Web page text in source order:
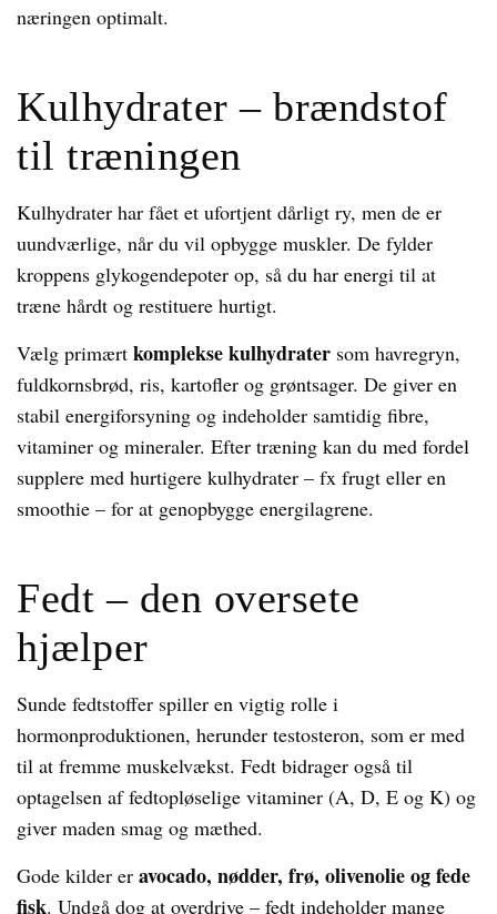
næringen optimalt.
Kulhydrater – brændstof
til træningen
Kulhydrater har fået et ufortjent dårligt ry, men de er
uundværlige, når du vil opbygge muskler. De fylder
kroppens glykogendepoter op, så du har energi til at
træne hårdt og restituere hurtigt.
Vælg primært komplekse kulhydrater som havregryn,
fuldkornsbrød, ris, kartofler og grøntsager. De giver en
stabil energiforsyning og indeholder samtidig fibre,
vitaminer og mineraler. Efter træning kan du med fordel
supplere med hurtigere kulhydrater – fx frugt eller en
smoothie – for at genopbygge energilagrene.
Fedt – den oversete
hjælper
Sunde fedtstoffer spiller en vigtig rolle i
hormonproduktionen, herunder testosteron, som er med
til at fremme muskelvækst. Fedt bidrager også til
optagelsen af fedtopløselige vitaminer (A, D, E og K) og
giver maden smag og mæthed.
Gode kilder er avocado, nødder, frø, olivenolie og fede
fisk. Undgå dog at overdrive – fedt indeholder mange